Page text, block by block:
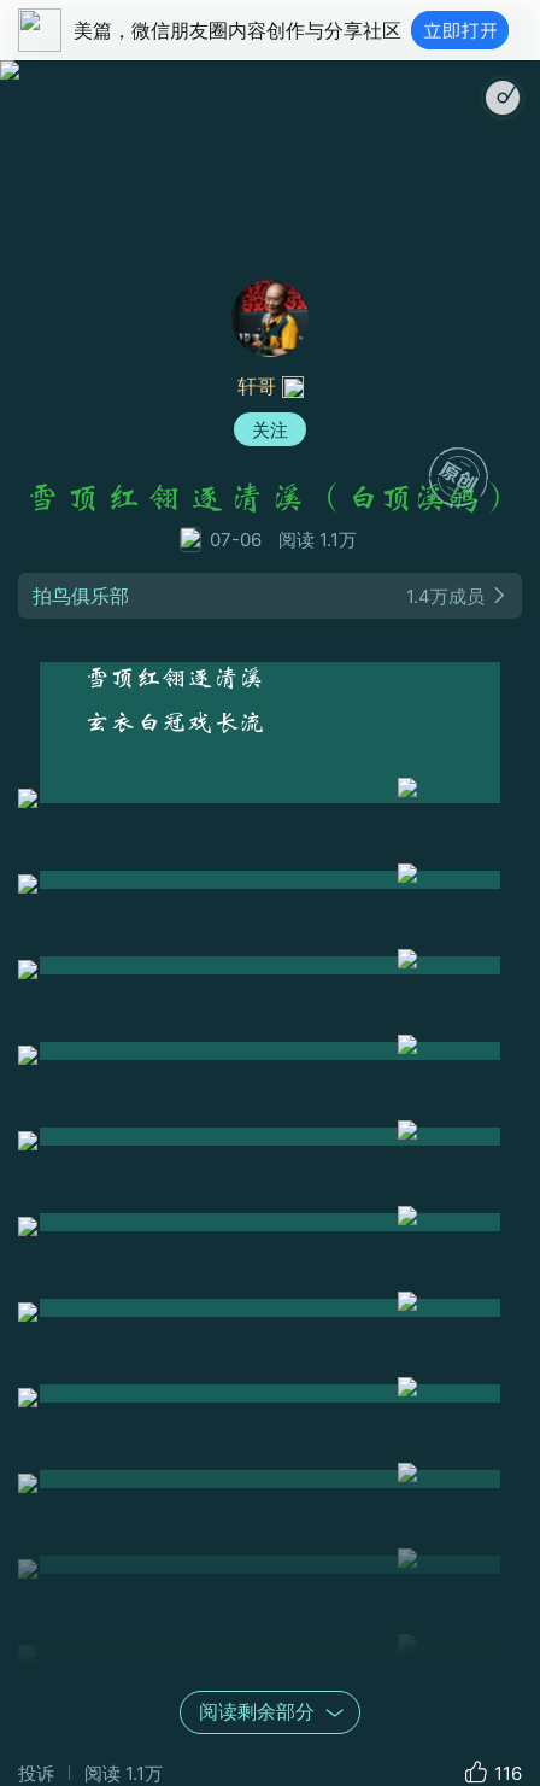
美篇，微信朋友圈内容创作与分享社区
轩哥
关注
雪 顶 红 翎 逐 清 溪 （白顶溪鸲）
07-06 阅读 1.1万
拍鸟俱乐部 1.4万成员
雪顶红翎逐清溪
玄衣白冠戏长流
阅读剩余部分
投诉 阅读 1.1万 116
西江月 - 古筝